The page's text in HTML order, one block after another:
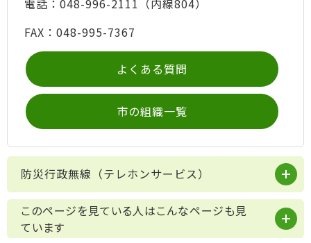
電話：048-996-2111（内線804）
FAX：048-995-7367
よくある質問
市の組織一覧
防災行政無線（テレホンサービス）
このページを見ている人はこんなページも見
ています